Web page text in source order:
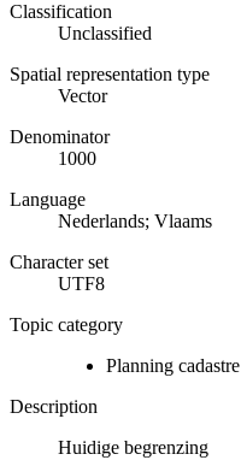
Classification
Unclassified
Spatial representation type
Vector
Denominator
1000
Language
Nederlands; Vlaams
Character set
UTF8
Topic category
Planning cadastre
Description
Huidige begrenzing